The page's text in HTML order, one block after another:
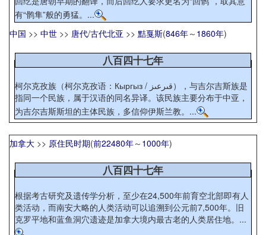
有“鹘隼”般的勇猛。...
中国 >> 中世 >> 唐代/古代北亚 >> 黠戛斯(846年～ 1860年)
八百四十七年
柯尔克孜族（柯尔克孜语：Кыргыз / قىرعىز），与吉尔吉斯族是
指同一个民族，属于汉语的同名异译。该民族主要分布于中亚，
为吉尔吉斯斯坦的主体民族，多信仰伊斯兰教。...
加拿大 >> 原住民时期(前22480年～ 1000年)
八百四十七年
根据考古研究及遗传学分析，至少在24,500年前育空北部即有人
类活动，而南安大略的人类活动可以追溯到公元前7,500年。旧
克罗平地和蓝鱼洞穴遗迹是加拿大境内最古老的人类居住地。...